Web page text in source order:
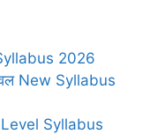
2026
New Syllabus
Syllabus